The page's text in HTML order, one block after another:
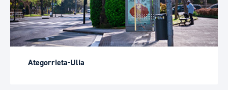
Ategorrieta-Ulia